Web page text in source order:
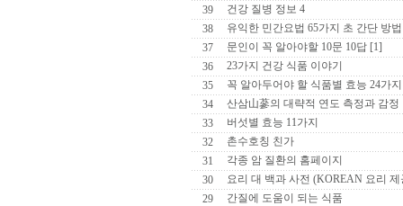
39
건강 질병 정보 4
38
유익한 민간요법 65가지 초 간단 방법
37
문인이 꼭 알아야할 10문 10답 [1]
36
23가지 건강 식품 이야기
35
꼭 알아두어야 할 식품별 효능 24가지
34
산삼山蔘의 대략적 연도 측정과 감정
33
버섯별 효능 11가지
32
촌수호칭 친가
31
각종 암 질환의 홈페이지
30
요리 대 백과 사전 (KOREAN 요리 제
29
간질에 도움이 되는 식품